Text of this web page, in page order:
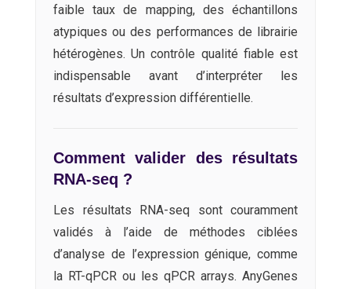
faible taux de mapping, des échantillons
atypiques ou des performances de librairie
hétérogènes. Un contrôle qualité fiable est
indispensable avant d’interpréter les
résultats d’expression différentielle.
Comment valider des résultats
RNA-seq ?
Les résultats RNA-seq sont couramment
validés à l’aide de méthodes ciblées
d’analyse de l’expression génique, comme
la RT-qPCR ou les qPCR arrays. AnyGenes